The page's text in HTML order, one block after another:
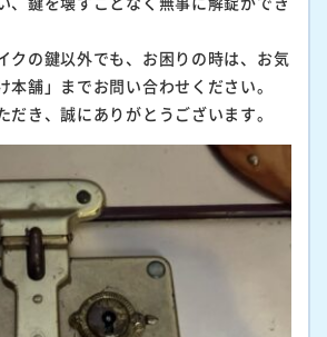
クの鍵以外でも、お困りの時は、お気
本舗」までお問い合わせください。
だき、誠にありがとうございます。